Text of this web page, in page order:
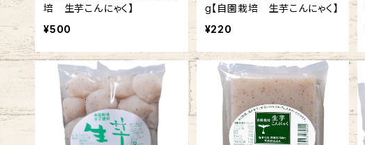
培 生芋こんにゃく】
¥500
g【自園栽培 生芋こんにゃく】
¥220